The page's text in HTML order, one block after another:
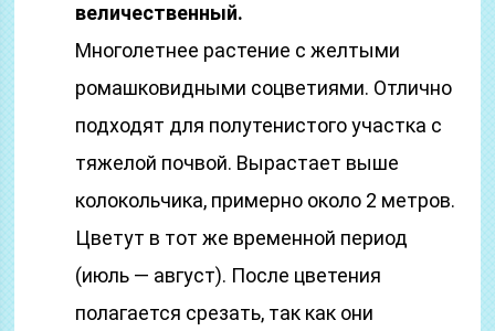
величественный.
Многолетнее растение с желтыми
ромашковидными соцветиями. Отлично
подходят для полутенистого участка с
тяжелой почвой. Вырастает выше
колокольчика, примерно около 2 метров.
Цветут в тот же временной период
(июль — август). После цветения
полагается срезать, так как они